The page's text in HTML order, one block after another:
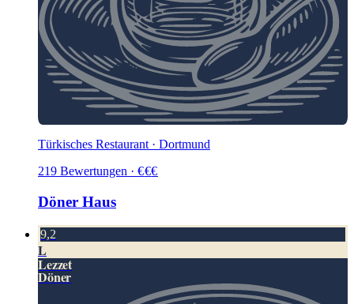
Türkisches Restaurant · Dortmund
219 Bewertungen · €€€
Döner Haus
9,2
L
Lezzet
Döner